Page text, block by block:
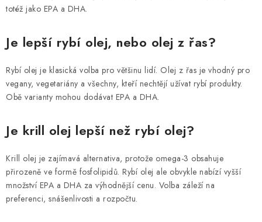
totéž jako EPA a DHA.
Je lepší rybí olej, nebo olej z řas?
Rybí olej je klasická volba pro většinu lidí. Olej z řas je vhodný pro
vegany, vegetariány a všechny, kteří nechtějí užívat rybí produkty.
Obě varianty mohou dodávat EPA a DHA.
Je krill olej lepší než rybí olej?
Krill olej je zajímavá alternativa, protože omega-3 obsahuje
přirozeně ve formě fosfolipidů. Rybí olej ale obvykle nabízí vyšší
množství EPA a DHA za výhodnější cenu. Volba záleží na
preferenci, snášenlivosti a rozpočtu.